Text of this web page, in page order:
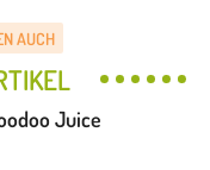
AUCH
Juice